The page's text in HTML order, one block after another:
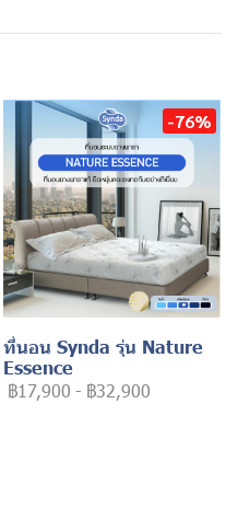
-76%
ที่นอน Synda รุ่น Nature
Essence
฿17,900 - ฿32,900